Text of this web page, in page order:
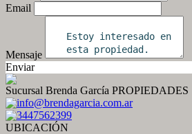
Email
Mensaje
Enviar
Sucursal Brenda García PROPIEDADES
info@brendagarcia.com.ar
3447562399
UBICACIÓN